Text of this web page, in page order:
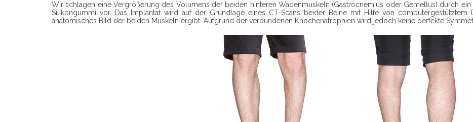
Wir schlagen eine Vergrößerung des Volumens der beiden hinteren Wadenmuskeln (Gastrocnemius oder Gemellus) durch
Silikongummi vor. Das Implantat wird auf der Grundlage eines CT-Scans beider Beine mit Hilfe von computergestütztem
anatomisches Bild der beiden Muskeln ergibt. Aufgrund der verbundenen Knochenatrophien wird jedoch keine perfekte